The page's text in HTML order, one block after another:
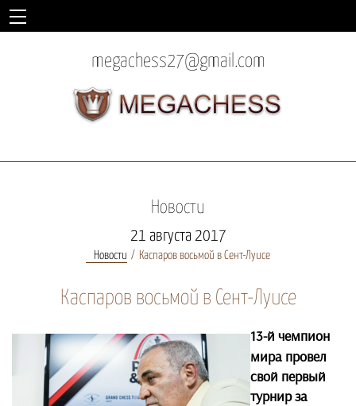
megachess27@gmail.com
Новости
21 августа 2017
Новости Каспаров восьмой в Сент-Луисе
Каспаров восьмой в Сент-Луисе
13-й чемпион
мира провел
свой первый
турнир за